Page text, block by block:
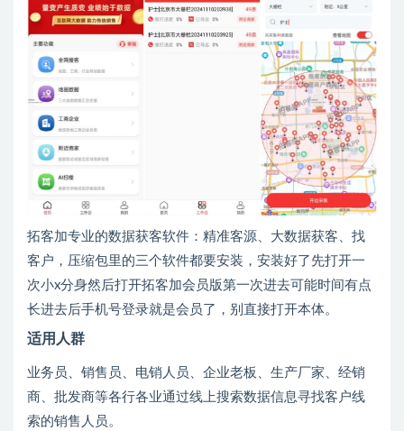
拓客加专业的数据获客软件：精准客源、大数据获客、找
客户，压缩包里的三个软件都要安装，安装好了先打开一
次小x分身然后打开拓客加会员版第一次进去可能时间有点
长进去后手机号登录就是会员了，别直接打开本体。
适用人群
业务员、销售员、电销人员、企业老板、生产厂家、经销
商、批发商等各行各业通过线上搜索数据信息寻找客户线
索的销售人员。